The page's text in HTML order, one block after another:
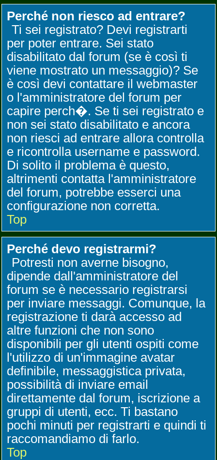
Perché non riesco ad entrare?
Ti sei registrato? Devi registrarti
per poter entrare. Sei stato
disabilitato dal forum (se è così ti
viene mostrato un messaggio)? Se
è così devi contattare il webmaster
o l'amministratore del forum per
capire perch�. Se ti sei registrato e
non sei stato disabilitato e ancora
non riesci ad entrare allora controlla
e ricontrolla username e password.
Di solito il problema è questo,
altrimenti contatta l'amministratore
del forum, potrebbe esserci una
configurazione non corretta.
Top
Perché devo registrarmi?
Potresti non averne bisogno,
dipende dall'amministratore del
forum se è necessario registrarsi
per inviare messaggi. Comunque, la
registrazione ti darà accesso ad
altre funzioni che non sono
disponibili per gli utenti ospiti come
l'utilizzo di un'immagine avatar
definibile, messaggistica privata,
possibilità di inviare email
direttamente dal forum, iscrizione a
gruppi di utenti, ecc. Ti bastano
pochi minuti per registrarti e quindi ti
raccomandiamo di farlo.
Top